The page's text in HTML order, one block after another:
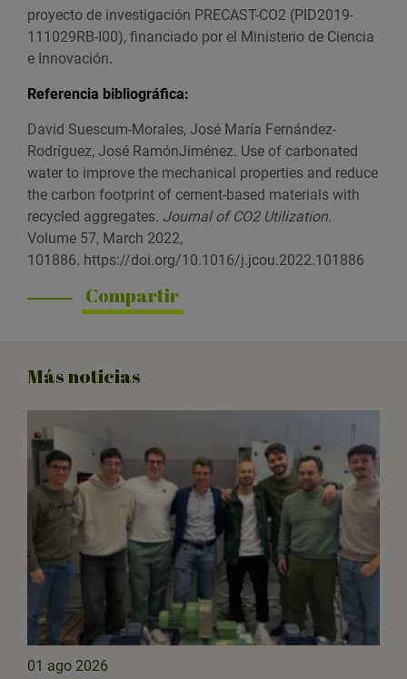
proyecto de investigación PRECAST-CO2 (PID2019-
111029RB-I00), financiado por el Ministerio de Ciencia
e Innovación.
Referencia bibliográfica:
David Suescum-Morales, José María Fernández-
Rodríguez, José RamónJiménez. Use of carbonated
water to improve the mechanical properties and reduce
the carbon footprint of cement-based materials with
recycled aggregates. Journal of CO2 Utilization.
Volume 57, March 2022,
101886. https://doi.org/10.1016/j.jcou.2022.101886
Compartir
Más noticias
01 ago 2026